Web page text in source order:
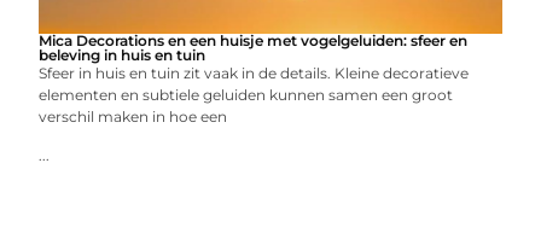
Mica Decorations en een huisje met vogelgeluiden: sfeer en
beleving in huis en tuin
Sfeer in huis en tuin zit vaak in de details. Kleine decoratieve
elementen en subtiele geluiden kunnen samen een groot
verschil maken in hoe een
...